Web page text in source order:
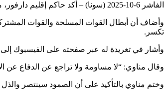
الفاشر 6-10-2025 (سونا) – أكد حاكم إقليم دارفور، مني أركو مناوي، أن مدينة الفاشر قد انتصرت ودارفور ترفع رأسها من جديد.
وأضاف أن أبطال القوات المسلحة والقوات
تكسر.
وأشار في تغريدة له عبر صفحته على الفيسبوك
وقال مناوي: “لا مساومة ولا تراجع عن الدفاع عن
وختم مناوي بالتأكيد على أن الصمود سينتصر والذل